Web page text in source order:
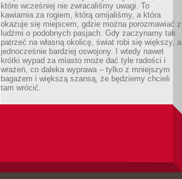
które wcześniej nie zwracaliśmy uwagi. To
kawiarnia za rogiem, którą omijaliśmy, a która
okazuje się miejscem, gdzie można porozmawiać z
ludźmi o podobnych pasjach. Gdy zaczynamy tak
patrzeć na własną okolicę, świat robi się większy, a
jednocześnie bardziej oswojony. I wtedy nawet
krótki wypad za miasto może dać tyle radości i
wrażeń, co daleka wyprawa – tylko z mniejszym
bagażem i większą szansą, że będziemy chcieli
tam wrócić.